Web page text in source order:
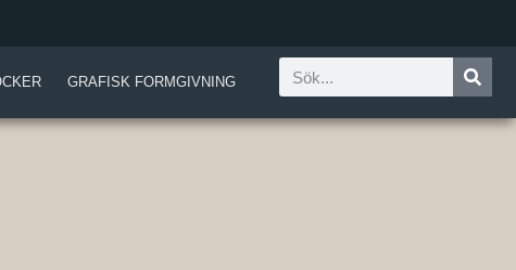
GRAFISK FORMGIVNING